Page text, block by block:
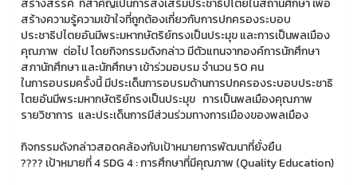
สร้างสรรค์ ที่สำคัญเป็นการส่งเสริมประชาธิปไตยในสถานศึกษา เพื่อ
สร้างความรู้ความเข้าใจที่ถูกต้องเกี่ยวกับการปกครองระบอบ
ประชาธิปไตยอันมีพระมหากษัตริย์ทรงเป็นประมุข และการเป็นพลเมือง
คุณภาพ ต่อไป โดยกิจกรรมดังกล่าว มีตัวแทนจากองค์การนักศึกษา
สภานักศึกษา และนักศึกษา เข้าร่วมอบรม จำนวน 50 คน
ในการอบรมครั้งนี้ มีประเด็นการอบรมด้านการปกครองระบอบประชาธิ
ไตยอันมีพระมหากษัตริย์ทรงเป็นประมุข การเป็นพลเมืองคุณภาพ
รายวิชาการ และประเด็นการมีส่วนร่วมทางการเมืองของพลเมือง
กิจกรรมดังกล่าวสอดคล้องกับเป้าหมายการพัฒนาที่ยั่งยืน
???? เป้าหมายที่ 4 SDG 4 : การศึกษาที่มีคุณภาพ (Quality Education)